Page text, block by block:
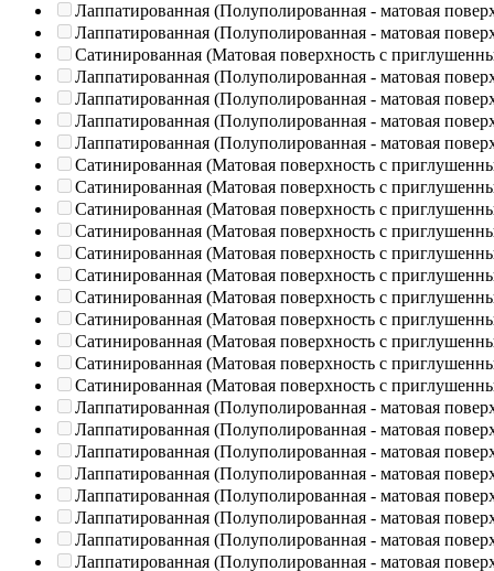
Лаппатированная (Полуполированная - матовая
Лаппатированная (Полуполированная - матовая
Сатинированная (Матовая поверхность с
Лаппатированная (Полуполированная - матовая
Лаппатированная (Полуполированная - матовая
Лаппатированная (Полуполированная - матовая
Лаппатированная (Полуполированная - матовая
Сатинированная (Матовая поверхность с
Сатинированная (Матовая поверхность с
Сатинированная (Матовая поверхность с
Сатинированная (Матовая поверхность с
Сатинированная (Матовая поверхность с
Сатинированная (Матовая поверхность с
Сатинированная (Матовая поверхность с
Сатинированная (Матовая поверхность с
Сатинированная (Матовая поверхность с
Сатинированная (Матовая поверхность с
Сатинированная (Матовая поверхность с
Лаппатированная (Полуполированная - матовая
Лаппатированная (Полуполированная - матовая
Лаппатированная (Полуполированная - матовая
Лаппатированная (Полуполированная - матовая
Лаппатированная (Полуполированная - матовая
Лаппатированная (Полуполированная - матовая
Лаппатированная (Полуполированная - матовая
Лаппатированная (Полуполированная - матовая